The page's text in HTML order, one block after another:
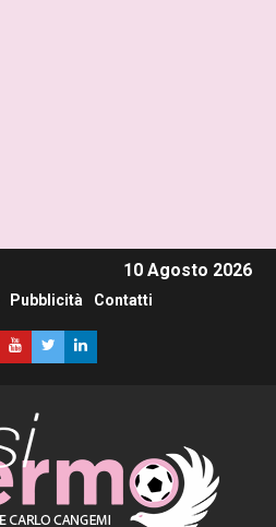
10 Agosto 2026
Pubblicità Contatti